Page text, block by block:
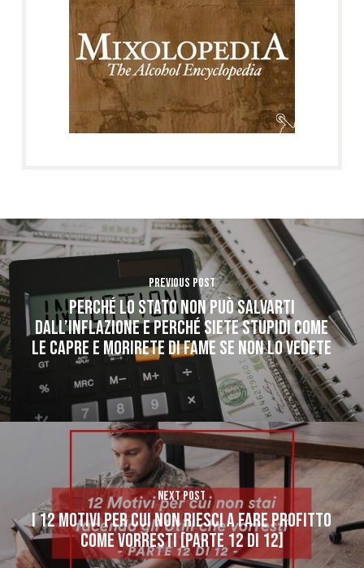
Previous Post
PERCHÉ LO STATO NON PUÒ SALVARTI
DALL’INFLAZIONE E PERCHÉ SIETE STUPIDI COME
LE CAPRE E MORIRETE DI FAME SE NON LO VEDETE
Next Post
I 12 MOTIVI PER CUI NON RIESCI A FARE PROFITTO
COME VORRESTI [PARTE 12 di 12]